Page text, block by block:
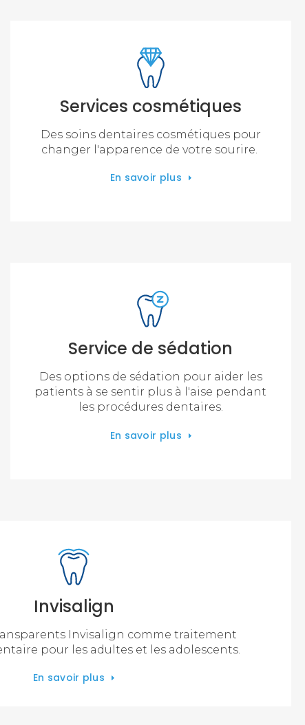
Services cosmétiques
Des soins dentaires cosmétiques pour
changer l'apparence de votre sourire.
En savoir plus
Service de sédation
Des options de sédation pour aider les
patients à se sentir plus à l'aise pendant
les procédures dentaires.
En savoir plus
Invisalign
Invisalign comme traitement
pour les adultes et les adolescents.
En savoir plus